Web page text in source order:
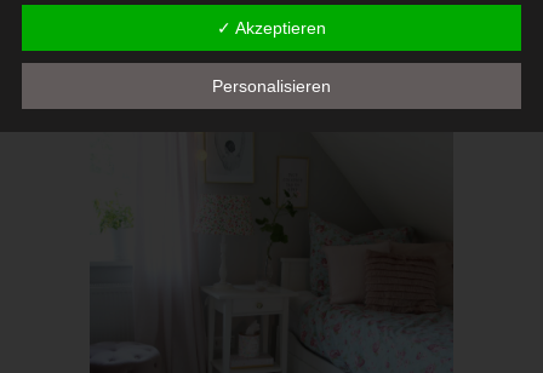
Zwecke und Mittel der Verarbeitung von personenbezogenen
Daten entscheidet. Sind die Zwecke und Mittel dieser
Verarbeitung durch das Unionsrecht oder das Recht der
Mitgliedstaaten vorgegeben, so kann der Verantwortliche
h) Auftragsverarbeiter
Daten im Auftrag des Verantwortlichen verarbeitet.
i) Empfänger
✓ Akzeptieren
Personalisieren